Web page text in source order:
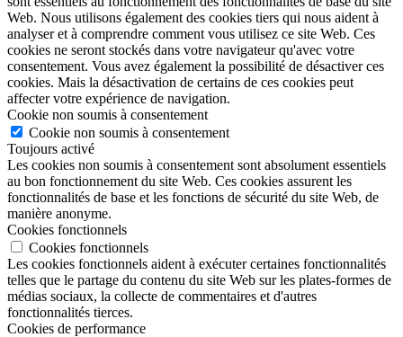
Web. Nous utilisons également des cookies tiers qui nous aident à
analyser et à comprendre comment vous utilisez ce site Web. Ces
cookies ne seront stockés dans votre navigateur qu'avec votre
consentement. Vous avez également la possibilité de désactiver ces
cookies. Mais la désactivation de certains de ces cookies peut
affecter votre expérience de navigation.
Cookie non soumis à consentement
Cookie non soumis à consentement
Toujours activé
Les cookies non soumis à consentement sont absolument essentiels
au bon fonctionnement du site Web. Ces cookies assurent les
fonctionnalités de base et les fonctions de sécurité du site Web, de
manière anonyme.
Cookies fonctionnels
Cookies fonctionnels
Les cookies fonctionnels aident à exécuter certaines fonctionnalités
telles que le partage du contenu du site Web sur les plates-formes de
médias sociaux, la collecte de commentaires et d'autres
fonctionnalités tierces.
Cookies de performance